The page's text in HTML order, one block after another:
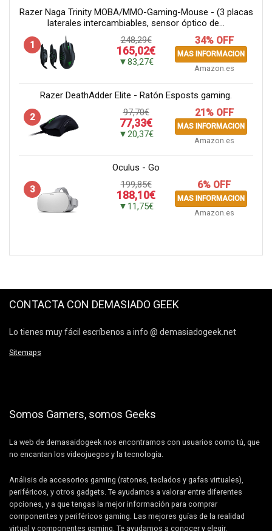
Razer Naga Trinity MOBA/MMO-Gaming-Mouse - (3 placas
laterales intercambiables, sensor óptico de...
1
248,29€
165,02€
▼83,27€
34% OFF
MAS INFORMACION
Amazon.es
Razer DeathAdder Elite - Ratón Esposts gaming.
2
97,70€
77,33€
▼20,37€
21% OFF
MAS INFORMACION
Amazon.es
Oculus - Go
3
199,85€
188,10€
▼11,75€
6% OFF
MAS INFORMACION
Amazon.es
CONTACTA CON DEMASIADO GEEK
Lo tienes muy fácil escríbenos a info @ demasiadogeek.net
Sitemaps
Somos Gamers, somos Geeks
La web de demasaidogeek nos encontramos con usuarios como tú, que
no encantan los videojuegos y la tecnología.
Análisis de accesorios gaming (ratones, teclados y gafas virtuales),
periféricos, y otros gadgets. Te ayudamos a valorar entre diferentes
opciones, y a que tengas la mejor información para comprar
componentes y periféricos gaming. Las mejores guías de la realidad
virtual y componentes gaming. Te ayudamos a conocer y elegir.